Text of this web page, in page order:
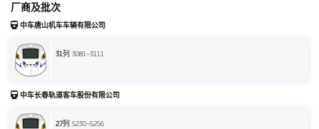
厂商及批次
中车唐山机车车辆有限公司
31列 3081~3111
中车长春轨道客车股份有限公司
27列 5230~5256